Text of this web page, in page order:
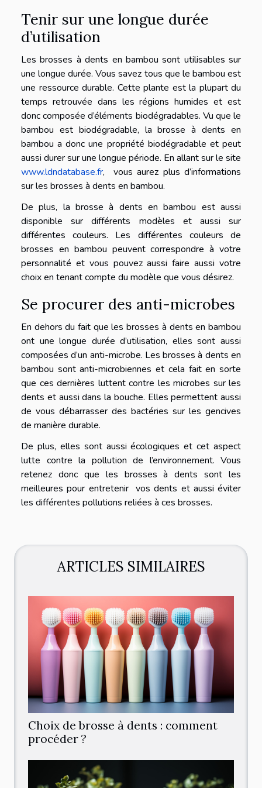
Tenir sur une longue durée
d’utilisation
Les brosses à dents en bambou sont utilisables sur
une longue durée. Vous savez tous que le bambou est
une ressource durable. Cette plante est la plupart du
temps retrouvée dans les régions humides et est
donc composée d’éléments biodégradables. Vu que le
bambou est biodégradable, la brosse à dents en
bambou a donc une propriété biodégradable et peut
aussi durer sur une longue période. En allant sur le site
www.ldndatabase.fr, vous aurez plus d’informations
sur les brosses à dents en bambou.
De plus, la brosse à dents en bambou est aussi
disponible sur différents modèles et aussi sur
différentes couleurs. Les différentes couleurs de
brosses en bambou peuvent correspondre à votre
personnalité et vous pouvez aussi faire aussi votre
choix en tenant compte du modèle que vous désirez.
Se procurer des anti-microbes
En dehors du fait que les brosses à dents en bambou
ont une longue durée d’utilisation, elles sont aussi
composées d’un anti-microbe. Les brosses à dents en
bambou sont anti-microbiennes et cela fait en sorte
que ces dernières luttent contre les microbes sur les
dents et aussi dans la bouche. Elles permettent aussi
de vous débarrasser des bactéries sur les gencives
de manière durable.
De plus, elles sont aussi écologiques et cet aspect
lutte contre la pollution de l’environnement. Vous
retenez donc que les brosses à dents sont les
meilleures pour entretenir vos dents et aussi éviter
les différentes pollutions reliées à ces brosses.
ARTICLES SIMILAIRES
Choix de brosse à dents : comment
procéder ?